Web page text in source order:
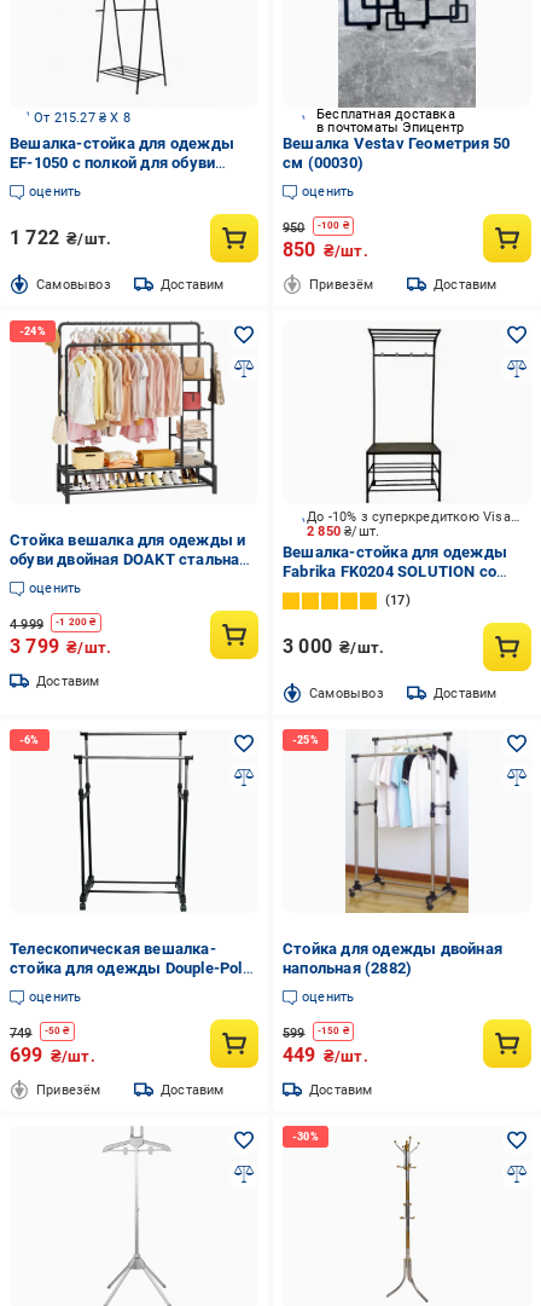
От 215.27 ₴ X 8
Вешалка-стойка для одежды
EF-1050 с полкой для обуви
черный
оценить
1 722 ₴/шт.
Cамовывоз Доставим
Бесплатная доставка
в почтоматы Эпицентр
Вешалка Vestav Геометрия 50
см (00030)
оценить
950 -100 ₴
850 ₴/шт.
Привезём Доставим
Стойка вешалка для одежды и
обуви двойная DOAKT стальная
напольная с крючками и
колесами XXL+ Black (DSV-
500BK)
оценить
4 999 -1 200 ₴
3 799 ₴/шт.
Доставим
2 850₴/шт.
До -10% з суперкредиткою Visa Вигода
Вешалка-стойка для одежды
Fabrika FK0204 SOLUTION со
скамейкой и полками
1780х350х760 мм черный
17
3 000 ₴/шт.
Cамовывоз Доставим
Телескопическая вешалка-
стойка для одежды Douple-Pole
Черно-серый (1008708-Other)
оценить
749 -50 ₴
699 ₴/шт.
Привезём Доставим
Стойка для одежды двойная
напольная (2882)
оценить
599 -150 ₴
449 ₴/шт.
Доставим